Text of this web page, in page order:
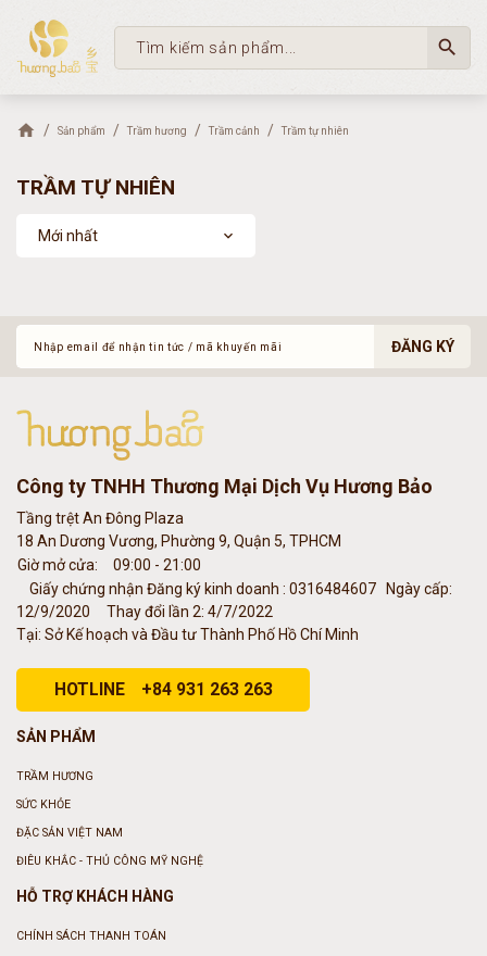
search
Sản phẩm Trầm hương Trầm cảnh Trầm tự nhiên
TRẦM TỰ NHIÊN
Mới nhất expand_more
ĐĂNG KÝ
Công ty TNHH Thương Mại Dịch Vụ Hương Bảo
Tầng trệt An Đông Plaza
18 An Dương Vương, Phường 9, Quận 5, TPHCM
Giờ mở cửa:
09:00 - 21:00
Giấy chứng nhận Đăng ký kinh doanh : 0316484607
Ngày cấp:
12/9/2020
Thay đổi lần 2: 4/7/2022
Tại: Sở Kế hoạch và Đầu tư Thành Phố Hồ Chí Minh
HOTLINE +84 931 263 263
SẢN PHẨM
TRẦM HƯƠNG
SỨC KHỎE
ĐẶC SẢN VIỆT NAM
ĐIÊU KHẮC - THỦ CÔNG MỸ NGHỆ
HỖ TRỢ KHÁCH HÀNG
CHÍNH SÁCH THANH TOÁN